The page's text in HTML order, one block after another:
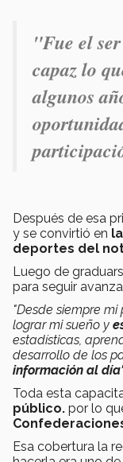
"Fue el
capaz lo
algunos
Después de esa
y se convirtió en
deportes del
Luego de
para seguir
"Desde siempre
lograr mi sueño y
estadísticas,
desarrollo de los
información al
Toda esta
público. por lo
Esa cobertura la